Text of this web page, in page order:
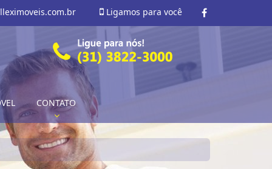
Ligamos para você
CONTATO